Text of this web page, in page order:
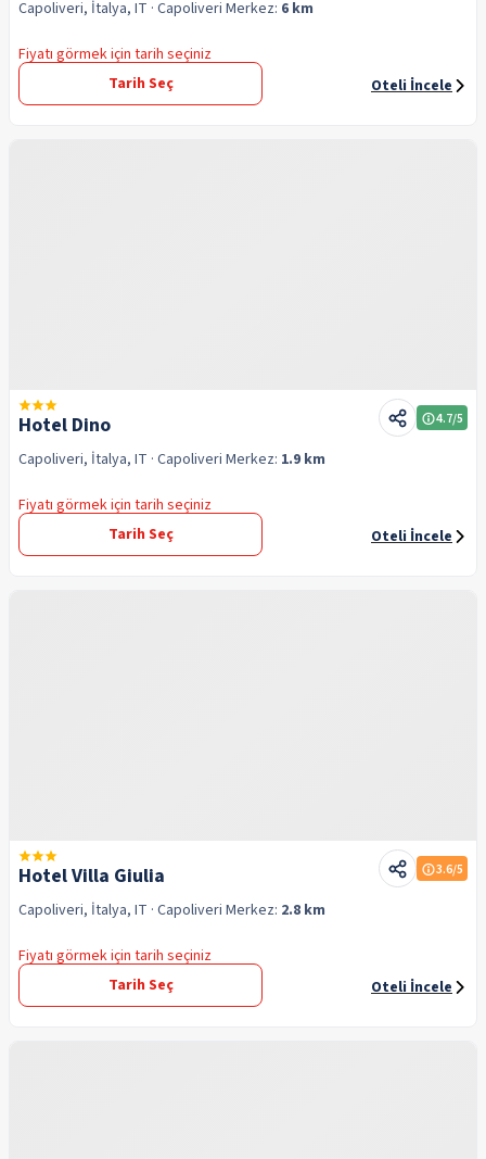
Capoliveri, İtalya, IT · Capoliveri Merkez: 6 km
Fiyatı görmek için tarih seçiniz
Tarih Seç
Oteli İncele
Hotel Dino 4.7/5
Capoliveri, İtalya, IT · Capoliveri Merkez: 1.9 km
Fiyatı görmek için tarih seçiniz
Tarih Seç
Oteli İncele
Hotel Villa Giulia 3.6/5
Capoliveri, İtalya, IT · Capoliveri Merkez: 2.8 km
Fiyatı görmek için tarih seçiniz
Tarih Seç
Oteli İncele